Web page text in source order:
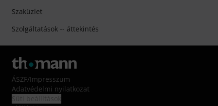
Szaküzlet
Szolgáltatások -- áttekintés
ÁSZF/Impresszum
Adatvédelmi nyilatkozat